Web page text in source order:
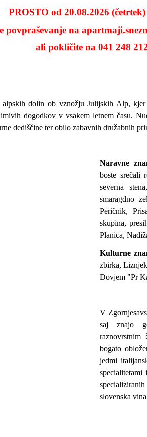
PROSTO od 20.08.2026
povpraševanje na
ali pokličite na 041 248
dolin ob vznožju Julijskih Alp, kjer
dogodkov v vsakem letnem času.
dediščine ter obilo zabavnih družabnih
Naravne
boste srečali
severna
smaragdno
Peričnik,
skupina,
Planica,
Kulturne
zbirka,
Dovjem "Pr
V
saj znajo
bogato
jedmi
slovenska